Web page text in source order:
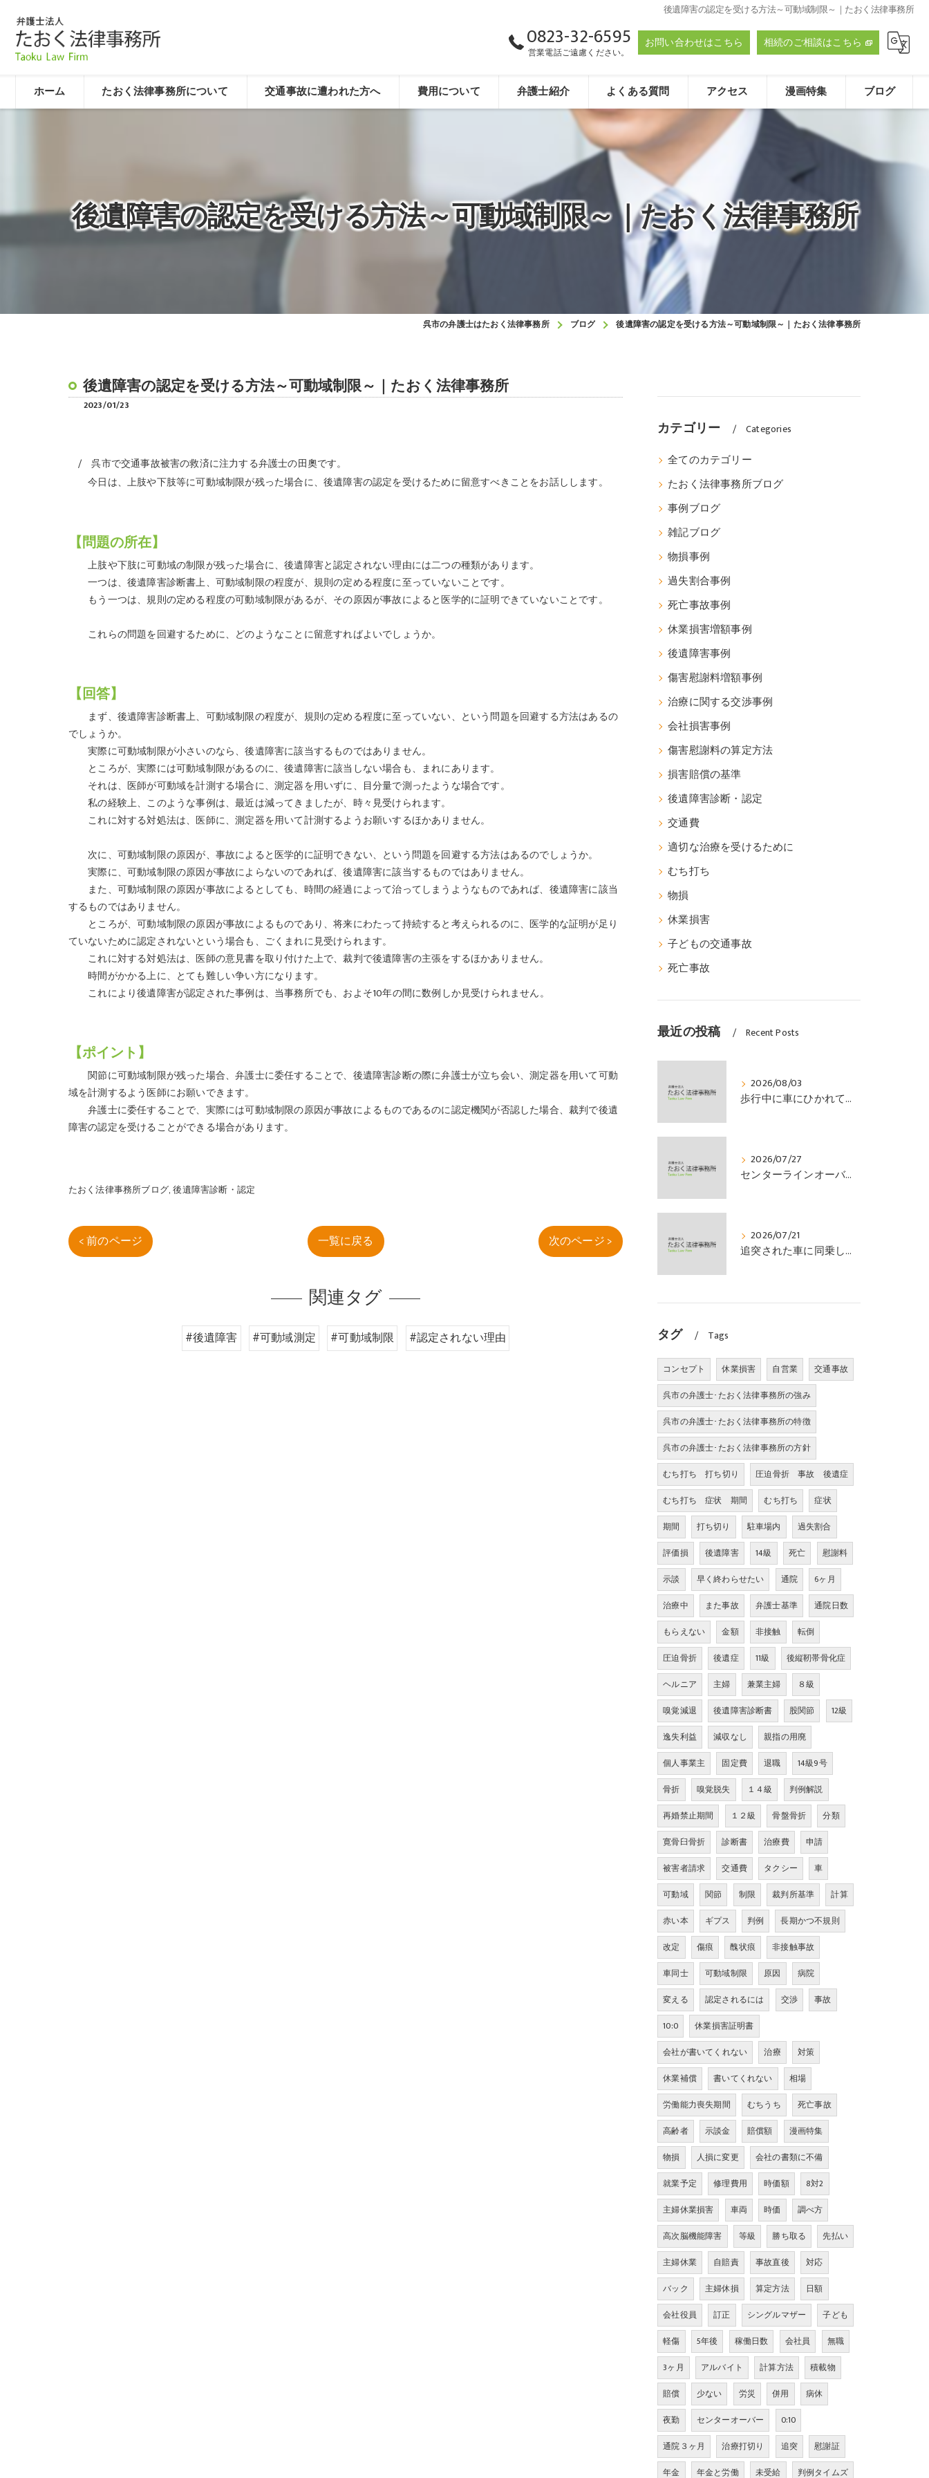
後遺障害の認定を受ける方法～可動域制限～｜たおく法律事務所
0823-32-6595
営業電話ご遠慮ください。
お問い合わせはこちら 相続のご相談はこちら
ホーム たおく法律事務所について 交通事故に遭われた方へ 費用について 弁護士紹介 よくある質問 アクセス
たおく法律事務所
漫画特集 ブログ
後遺障害の認定を受ける方法～可動域制限～｜たおく法律事務所
呉市の弁護士はたおく法律事務所 ブログ 後遺障害の認定を受ける方法～可動域制限～｜たおく法律事務所
後遺障害の認定を受ける方法～可動域制限～｜たおく法律事務所
2023/01/23
呉市で交通事故被害の救済に注力する弁護士の田奧です。
今日は、上肢や下肢等に可動域制限が残った場合に、後遺障害の認定を受けるために留意すべきことをお話しします。
【問題の所在】
上肢や下肢に可動域の制限が残った場合に、後遺障害と認定されない理由には二つの種類があります。
一つは、後遺障害診断書上、可動域制限の程度が、規則の定める程度に至っていないことです。
もう一つは、規則の定める程度の可動域制限があるが、その原因が事故によると医学的に証明できていないことです。
これらの問題を回避するために、どのようなことに留意すればよいでしょうか。
【回答】
まず、後遺障害診断書上、可動域制限の程度が、規則の定める程度に至っていない、という問題を回避する方法はあるの
でしょうか。
実際に可動域制限が小さいのなら、後遺障害に該当するものではありません。
ところが、実際には可動域制限があるのに、後遺障害に該当しない場合も、まれにあります。
それは、医師が可動域を計測する場合に、測定器を用いずに、目分量で測ったような場合です。
私の経験上、このような事例は、最近は減ってきましたが、時々見受けられます。
これに対する対処法は、医師に、測定器を用いて計測するようお願いするほかありません。
次に、可動域制限の原因が、事故によると医学的に証明できない、という問題を回避する方法はあるのでしょうか。
実際に、可動域制限の原因が事故によらないのであれば、後遺障害に該当するものではありません。
また、可動域制限の原因が事故によるとしても、時間の経過によって治ってしまうようなものであれば、後遺障害に該当
するものではありません。
ところが、可動域制限の原因が事故によるものであり、将来にわたって持続すると考えられるのに、医学的な証明が足り
ていないために認定されないという場合も、ごくまれに見受けられます。
これに対する対処法は、医師の意見書を取り付けた上で、裁判で後遺障害の主張をするほかありません。
時間がかかる上に、とても難しい争い方になります。
これにより後遺障害が認定された事例は、当事務所でも、およそ10年の間に数例しか見受けられません。
【ポイント】
関節に可動域制限が残った場合、弁護士に委任することで、後遺障害診断の際に弁護士が立ち会い、測定器を用いて可動
域を計測するよう医師にお願いできます。
弁護士に委任することで、実際には可動域制限の原因が事故によるものであるのに認定機関が否認した場合、裁判で後遺
障害の認定を受けることができる場合があります。
たおく法律事務所ブログ 後遺障害診断・認定
< 前のページ 一覧に戻る 次のページ >
関連タグ
#後遺障害 #可動域測定 #可動域制限 #認定されない理由
カテゴリー Categories
全てのカテゴリー
たおく法律事務所ブログ
事例ブログ
雑記ブログ
物損事例
過失割合事例
死亡事故事例
休業損害増額事例
後遺障害事例
傷害慰謝料増額事例
治療に関する交渉事例
会社損害事例
傷害慰謝料の算定方法
損害賠償の基準
後遺障害診断・認定
交通費
適切な治療を受けるために
むち打ち
物損
休業損害
子どもの交通事故
死亡事故
最近の投稿 Recent Posts
2026/08/03
歩行中に車にひかれて頭部外傷を負い、その４か月後に亡くなり、死亡部分も含めて裁判所の基準で損害賠償金を獲得した事案｜たおく法律事務所
2026/07/27
センターラインオーバーの対向車に衝突され、むち打ちを発症し、裁判所の基準で慰謝料などの損害賠償金を獲得した事案｜たおく法律事務所
2026/07/21
追突された車に同乗していた幼児が、数週間の経過観察の後、裁判所の基準で人損の賠償金を獲得した事案｜たおく法律事務所
タグ Tags
コンセプト 休業損害 自営業
交通事故
呉市の弁護士･たおく法律事務所の強み
呉市の弁護士･たおく法律事務所の特徴
呉市の弁護士･たおく法律事務所の方針
むち打ち 打ち切り
圧迫骨折 事故 後遺症
むち打ち 症状 期間
むち打ち
症状
期間
打ち切り 駐車場内
過失割合
評価損
後遺障害 14級 死亡
慰謝料
示談
早く終わらせたい 通院
6ヶ月
治療中
また事故 弁護士基準
通院日数
もらえない
金額 非接触
転倒
圧迫骨折
後遺症 11級
後縦靭帯骨化症
ヘルニア
主婦 兼業主婦
８級
嗅覚減退
後遺障害診断書 股関節
12級
逸失利益
減収なし
親指の用廃
個人事業主
固定費 退職
14級9号
骨折
嗅覚脱失 １４級
判例解説
再婚禁止期間
１２級 骨盤骨折
分類
寛骨臼骨折
診断書 治療費
申請
被害者請求
交通費 タクシー
車
可動域
関節 制限 裁判所基準
計算
赤い本
ギプス 判例
長期かつ不規則
改定
傷痕 醜状痕
非接触事故
車同士
可動域制限 原因
病院
変える
認定されるには 交渉
事故
10:0
休業損害証明書
会社が書いてくれない
治療
対策
休業補償
書いてくれない
相場
労働能力喪失期間
むちうち
死亡事故
高齢者
示談金 賠償額
漫画特集
物損
人損に変更
会社の書類に不備
就業予定
修理費用 時価額
8対2
主婦休業損害
車両 時価
調べ方
高次脳機能障害
等級 勝ち取る
先払い
主婦休業
自賠責 事故直後
対応
バック
主婦休損 算定方法
日額
会社役員
訂正 シングルマザー
子ども
軽傷
5年後 稼働日数 会社員
無職
3ヶ月
アルバイト 計算方法
積載物
賠償
少ない 労災 併用
病休
夜勤
センターオーバー
0:10
通院３ヶ月
治療打切り 追突
慰謝証
年金
年金と労働 未受給 判例タイムズ